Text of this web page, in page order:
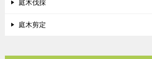
庭木伐採
庭木剪定